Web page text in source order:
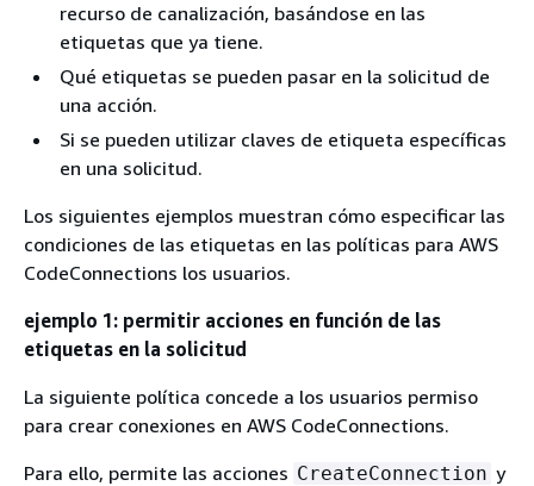
recurso de canalización, basándose en las
etiquetas que ya tiene.
Qué etiquetas se pueden pasar en la solicitud de
una acción.
Si se pueden utilizar claves de etiqueta específicas
en una solicitud.
Los siguientes ejemplos muestran cómo especificar las
condiciones de las etiquetas en las políticas para AWS
CodeConnections los usuarios.
ejemplo 1: permitir acciones en función de las
etiquetas en la solicitud
La siguiente política concede a los usuarios permiso
para crear conexiones en AWS CodeConnections.
Para ello, permite las acciones CreateConnection y